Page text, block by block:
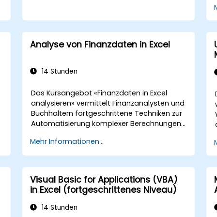
Analyse von Finanzdaten in Excel
14 Stunden
Das Kursangebot «Finanzdaten in Excel
analysieren» vermittelt Finanzanalysten und
Buchhaltern fortgeschrittene Techniken zur
Automatisierung komplexer Berechnungen
Kernprinzipien von Finanzfunktionen, INDEX-
SVERWEIS-Abfragen (INDEX-MATCH),
PivotDiagrammen sowie die Integration
externer Daten. Der Kurs vertieft den Einsatz
von Zielwertsuche, Solver, dem Analysis-
Paket für Excel und VBA-Makros zur
Mehr Informationen...
Visual Basic for Applications (VBA)
in Excel (fortgeschrittenes Niveau)
14 Stunden